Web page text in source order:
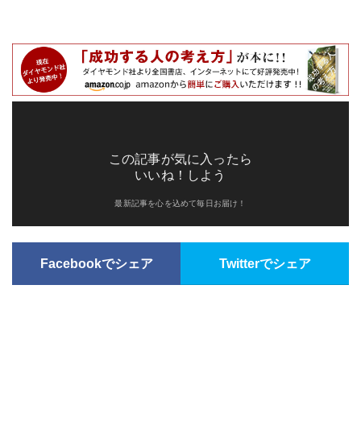
この記事が気に入ったら
いいね！しよう
最新記事を心を込めて毎日お届け！
Facebookでシェア Twitterでシェア